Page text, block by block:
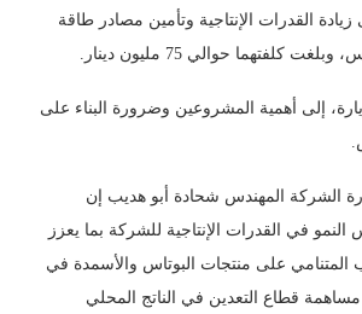
القدرات الإنتاجية وتأمين مصادر طاقة
كلفتهما حوالي 75 مليون دينار.
إلى أهمية المشروعين وضرورة البناء على
الشركة المهندس شحادة أبو هديب إن
النمو في القدرات الإنتاجية للشركة بما يعزز
المتنامي على منتجات البوتاس والأسمدة في
مساهمة قطاع التعدين في الناتج المحلي